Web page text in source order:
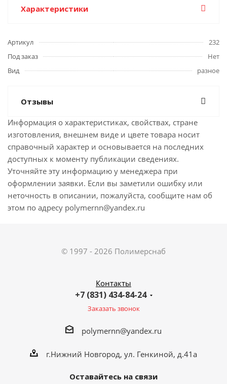
Характеристики
Артикул
232
Под заказ
Нет
Вид
разное
Отзывы
Информация о характеристиках, свойствах, стране
изготовления, внешнем виде и цвете товара носит
справочный характер и основывается на последних
доступных к моменту публикации сведениях.
Уточняйте эту информацию у менеджера при
оформлении заявки. Если вы заметили ошибку или
неточность в описании, пожалуйста, сообщите нам об
этом по адресу polymernn@yandex.ru
© 1997 - 2026 Полимерснаб
Контакты
+7 (831) 434-84-24
Заказать звонок
polymernn@yandex.ru
г.Нижний Новгород, ул. Генкиной, д.41а
Оставайтесь на связи